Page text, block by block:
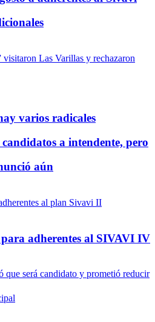
varios radicales
candidatos a intendente, pero
aún
adherentes al SIVAVI IV